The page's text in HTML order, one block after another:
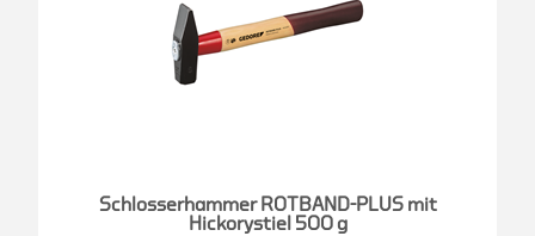
Schlosserhammer ROTBAND-PLUS mit
Hickorystiel 500 g